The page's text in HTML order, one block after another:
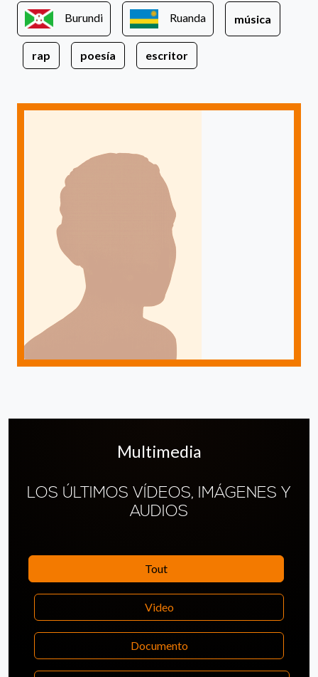
Burundi Ruanda música
rap poesía escritor
Multimedia
LOS ÚLTIMOS VÍDEOS, IMÁGENES Y
AUDIOS
Tout
Video
Documento